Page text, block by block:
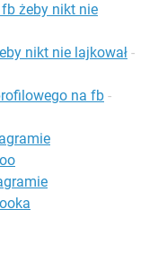
żeby nikt nie
nikt nie lajkował -
na fb -